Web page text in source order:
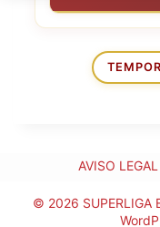
AVISO LEGAL
© 2026 SUPERLIGA